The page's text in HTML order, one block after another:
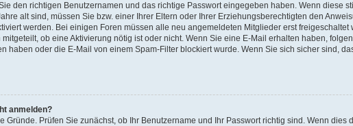
den richtigen Benutzernamen und das richtige Passwort eingegeben haben. Wenn diese
alt sind, müssen Sie bzw. einer Ihrer Eltern oder Ihrer Erziehungsberechtigten den
werden. Bei einigen Foren müssen alle neu angemeldeten Mitglieder erst
ob eine Aktivierung nötig ist oder nicht. Wenn Sie eine E-Mail erhalten haben,
haben oder die E-Mail von einem Spam-Filter blockiert wurde. Wenn Sie sich sicher sind,
anmelden?
Gründe. Prüfen Sie zunächst, ob Ihr Benutzername und Ihr Passwort richtig sind. Wenn